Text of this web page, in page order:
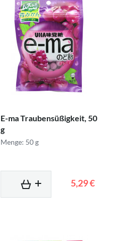
E-ma Traubensüßigkeit, 50
g
Menge: 50 g
5,29 €